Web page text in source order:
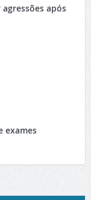
após
exames